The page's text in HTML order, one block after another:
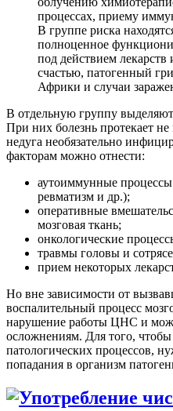
процессах, приему
В группе риска
полноценное
под действием
счастью, патогенный
Африки и случаи
В отдельную группу
При них болезнь протекает
недуга необязательно
факторам можно отнести:
аутоиммунные процессы
ревматизм и др.);
оперативные
мозговая ткань;
онкологические
травмы головы и
прием некоторых
Но вне зависимости от
воспалительный процесс
нарушение работы ЦНС и
осложнениям. Для того,
патологических процессов,
попадания в организм